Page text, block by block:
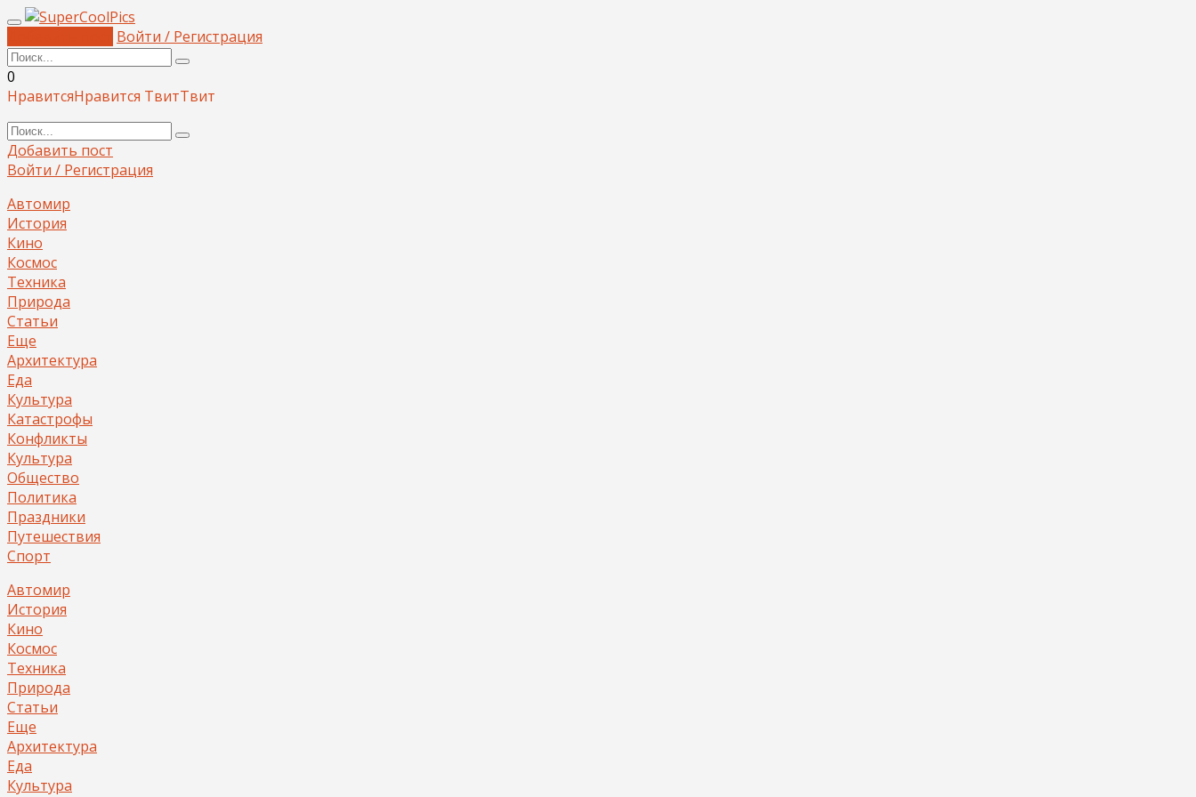
Войти / Регистрация
0
НравитсяНравится ТвитТвит
Добавить пост
Войти / Регистрация
Автомир
История
Кино
Космос
Техника
Природа
Статьи
Еще
Архитектура
Еда
Культура
Катастрофы
Конфликты
Культура
Общество
Политика
Праздники
Путешествия
Спорт
Автомир
История
Кино
Космос
Техника
Природа
Статьи
Еще
Архитектура
Еда
Культура